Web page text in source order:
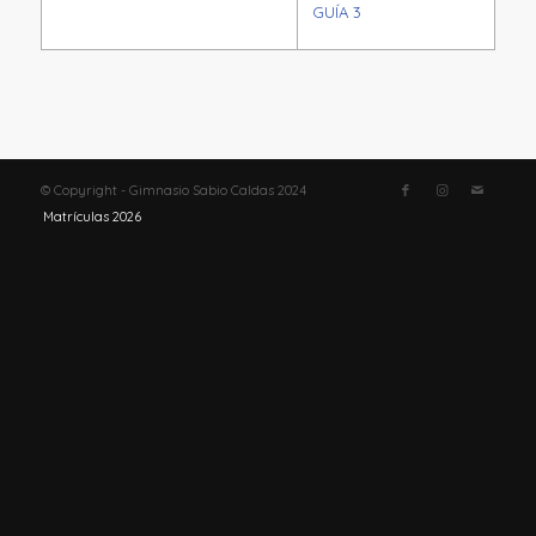
GUÍA 3
© Copyright - Gimnasio Sabio Caldas 2024
Matrículas 2026